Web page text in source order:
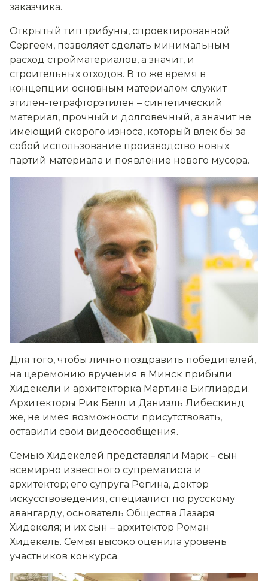
заказчика.
Открытый тип трибуны, спроектированной
Сергеем, позволяет сделать минимальным
расход стройматериалов, а значит, и
строительных отходов. В то же время в
концепции основным материалом служит
этилен-тетрафторэтилен – синтетический
материал, прочный и долговечный, а значит не
имеющий скорого износа, который влёк бы за
собой использование производство новых
партий материала и появление нового мусора.
Для того, чтобы лично поздравить победителей,
на церемонию вручения в Минск прибыли
Хидекели и архитекторка Мартина Биглиарди.
Архитекторы Рик Белл и Даниэль Либескинд
же, не имея возможности присутствовать,
оставили свои видеосообщения.
Семью Хидекелей представляли Марк – сын
всемирно известного супрематиста и
архитектор; его супруга Регина, доктор
искусствоведения, специалист по русскому
авангарду, основатель Общества Лазаря
Хидекеля; и их сын – архитектор Роман
Хидекель. Семья высоко оценила уровень
участников конкурса.